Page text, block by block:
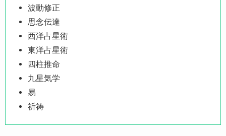
波動修正
思念伝達
西洋占星術
東洋占星術
四柱推命
九星気学
易
祈祷